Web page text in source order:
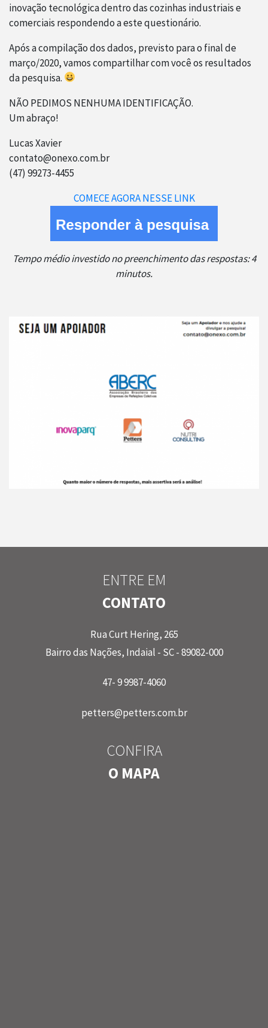
inovação tecnológica dentro das cozinhas industriais e
comerciais respondendo a este questionário.
Após a compilação dos dados, previsto para o final de
março/2020, vamos compartilhar com você os resultados
da pesquisa.
NÃO PEDIMOS NENHUMA IDENTIFICAÇÃO.
Um abraço!
Lucas Xavier
contato@onexo.com.br
(47) 99273-4455
COMECE AGORA NESSE LINK
Tempo médio investido no preenchimento das respostas: 4
minutos.
ENTRE EM
CONTATO
Rua Curt Hering, 265
Bairro das Nações, Indaial - SC - 89082-000
47- 9 9987-4060
petters@petters.com.br
CONFIRA
O MAPA